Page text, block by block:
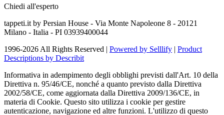
Chiedi all'esperto
tappeti.it by Persian House - Via Monte Napoleone 8 - 20121
Milano - Italia - PI 03939400044
1996-2026 All Rights Reserved | Powered by Selllify | Product
Descriptions by Describit
Informativa in adempimento degli obblighi previsti dall'Art. 10 della
Direttiva n. 95/46/CE, nonché a quanto previsto dalla Direttiva
2002/58/CE, come aggiornata dalla Direttiva 2009/136/CE, in
materia di Cookie. Questo sito utilizza i cookie per gestire
autenticazione, navigazione ed altre funzioni. L'utilizzo di questo